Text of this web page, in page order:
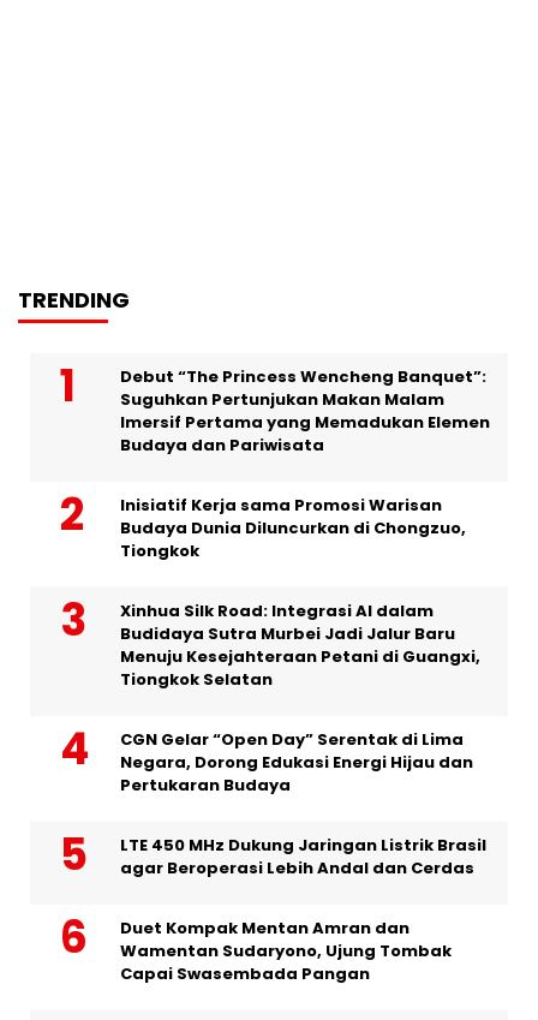
TRENDING
Debut “The Princess Wencheng Banquet”:
Suguhkan Pertunjukan Makan Malam
Imersif Pertama yang Memadukan Elemen
Budaya dan Pariwisata
Inisiatif Kerja sama Promosi Warisan
Budaya Dunia Diluncurkan di Chongzuo,
Tiongkok
Xinhua Silk Road: Integrasi AI dalam
Budidaya Sutra Murbei Jadi Jalur Baru
Menuju Kesejahteraan Petani di Guangxi,
Tiongkok Selatan
CGN Gelar “Open Day” Serentak di Lima
Negara, Dorong Edukasi Energi Hijau dan
Pertukaran Budaya
LTE 450 MHz Dukung Jaringan Listrik Brasil
agar Beroperasi Lebih Andal dan Cerdas
Duet Kompak Mentan Amran dan
Wamentan Sudaryono, Ujung Tombak
Capai Swasembada Pangan